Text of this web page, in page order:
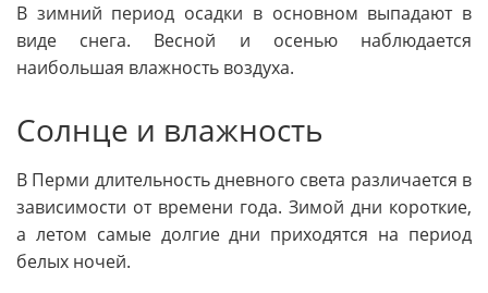
В зимний период осадки в основном выпадают в
виде снега. Весной и осенью наблюдается
наибольшая влажность воздуха.
Солнце и влажность
В Перми длительность дневного света различается в
зависимости от времени года. Зимой дни короткие,
а летом самые долгие дни приходятся на период
белых ночей.